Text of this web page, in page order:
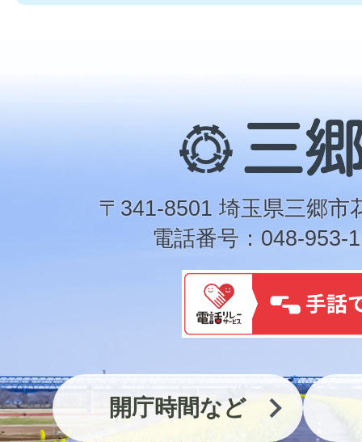
三
郷
市
〒341-8501 埼玉県三郷市
電話番号：048-953-
開庁時間など